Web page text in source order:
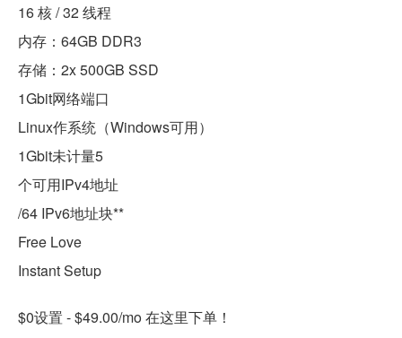
16 核 / 32 线程
内存：64GB DDR3
存储：2x 500GB SSD
1Gbit网络端口
Linux作系统（Windows可用）
1Gbit未计量5
个可用IPv4地址
/64 IPv6地址块**
Free Love
Instant Setup
$0设置 - $49.00/mo 在这里下单！